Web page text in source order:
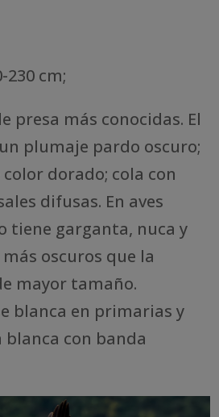
230 cm;
presa más conocidas. El
plumaje pardo oscuro;
dorado; cola con
difusas. En aves
tiene garganta, nuca y
oscuros que la
mayor tamaño.
blanca en primarias y
blanca con banda